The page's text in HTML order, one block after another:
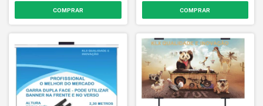
COMPRAR COMPRAR